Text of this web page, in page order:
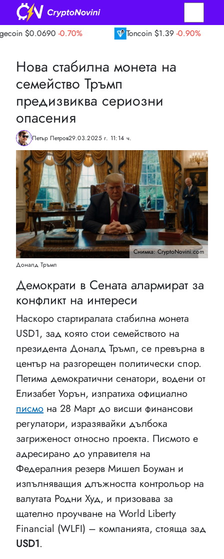
-0.70% $1.39 -0.90%
Нова стабилна монета на
семейство Тръмп
предизвиква сериозни
опасения
Петър Петров29.03.2025 г. 11:14 ч.
Снимка: CryptoNovini.com
Доналд Тръмп
Демократи в Сената алармират за
конфликт на интереси
Наскоро стартиралата стабилна монета
USD1, зад която стои семейството на
президента Доналд Тръмп, се превърна в
център на разгорещен политически спор.
Петима демократични сенатори, водени от
Елизабет Уорън, изпратиха официално
писмо на 28 Март до висши финансови
регулатори, изразявайки дълбока
загриженост относно проекта. Писмото е
адресирано до управителя на
Федералния резерв Мишел Боуман и
изпълняващия длъжността контрольор на
валутата Родни Худ, и призовава за
щателно проучване на World Liberty
Financial (WLFI) – компанията, стояща зад
USD1.